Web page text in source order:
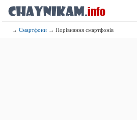
→Смартфони → Порівняння смартфонів